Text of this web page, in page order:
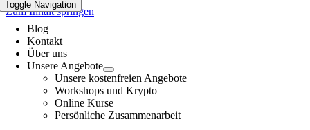
Zum Inhalt springen
Toggle Navigation
Blog
Kontakt
Über uns
Unsere Angebote
Unsere kostenfreien Angebote
Workshops und Krypto
Online Kurse
Persönliche Zusammenarbeit